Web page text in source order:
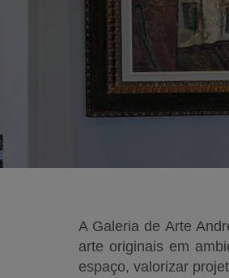
A Galeria de Arte
arte originais em
espaço, valorizar